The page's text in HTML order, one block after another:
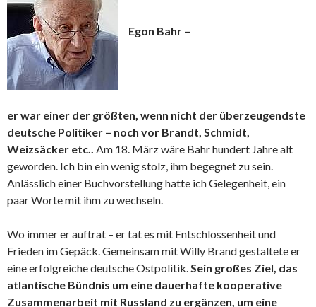
Egon Bahr –
er war einer der größten, wenn nicht der überzeugendste
deutsche Politiker – noch vor Brandt, Schmidt,
Weizsäcker etc.. Am 18. März wäre Bahr hundert Jahre alt
geworden. Ich bin ein wenig stolz, ihm begegnet zu sein.
Anlässlich einer Buchvorstellung hatte ich Gelegenheit, ein
paar Worte mit ihm zu wechseln.
Wo immer er auftrat – er tat es mit Entschlossenheit und
Frieden im Gepäck. Gemeinsam mit Willy Brand gestaltete er
eine erfolgreiche deutsche Ostpolitik.Sein großes Ziel, das
atlantische Bündnis um eine dauerhafte kooperative
Zusammenarbeit mit Russland zu ergänzen, um eine